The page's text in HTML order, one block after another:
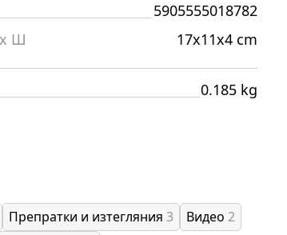
5905555018782
x Ш
17x11x4 cm
0.185 kg
Препратки и изтегляния 3 Видео 2